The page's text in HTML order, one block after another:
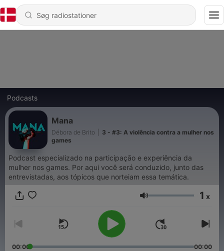
Podcasts
Mana
Débora de Brito
3 - #3: A violência contra a mulher nos
games
Podcast especializado na participação e experiência da
mulher nos games. Por aqui você será conduzido, junto das
entrevistadas, aos tópicos que norteiam essa temática.
Lydstyrke 1 x
00:00 00:00